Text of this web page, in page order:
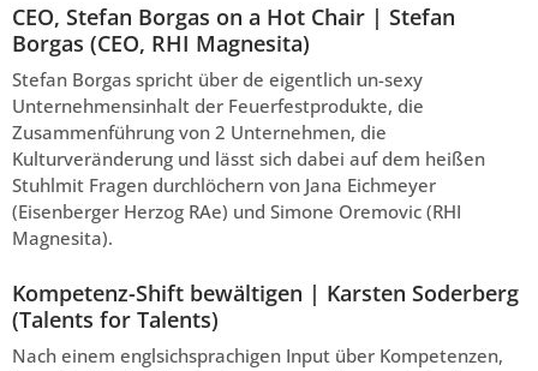
CEO, Stefan Borgas on a Hot Chair | Stefan
Borgas (CEO, RHI Magnesita)
Stefan Borgas spricht über de eigentlich un-sexy
Unternehmensinhalt der Feuerfestprodukte, die
Zusammenführung von 2 Unternehmen, die
Kulturveränderung und lässt sich dabei auf dem heißen
Stuhlmit Fragen durchlöchern von Jana Eichmeyer
(Eisenberger Herzog RAe) und Simone Oremovic (RHI
Magnesita).
Kompetenz-Shift bewältigen | Karsten Soderberg
(Talents for Talents)
Nach einem englsichsprachigen Input über Kompetenzen,